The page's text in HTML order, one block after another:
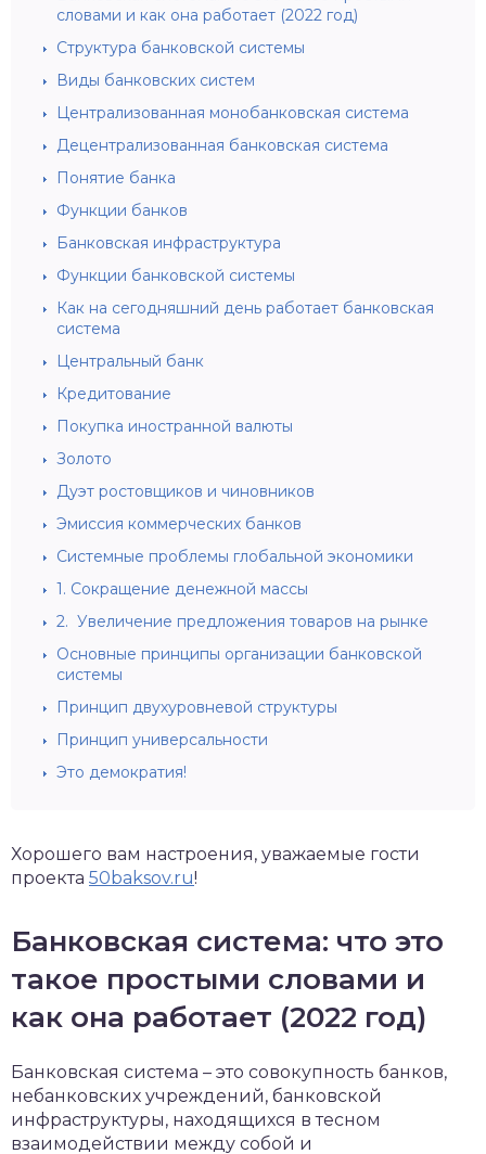
словами и как она работает (2022 год)
Структура банковской системы
Виды банковских систем
Централизованная монобанковская система
Децентрализованная банковская система
Понятие банка
Функции банков
Банковская инфраструктура
Функции банковской системы
Как на сегодняшний день работает банковская
система
Центральный банк
Кредитование
Покупка иностранной валюты
Золото
Дуэт ростовщиков и чиновников
Эмиссия коммерческих банков
Системные проблемы глобальной экономики
1. Сокращение денежной массы
2. Увеличение предложения товаров на рынке
Основные принципы организации банковской
системы
Принцип двухуровневой структуры
Принцип универсальности
Это демократия!
Хорошего вам настроения, уважаемые гости
проекта 50baksov.ru!
Банковская система: что это
такое простыми словами и
как она работает (2022 год)
Банковская система – это совокупность банков,
небанковских учреждений, банковской
инфраструктуры, находящихся в тесном
взаимодействии между собой и